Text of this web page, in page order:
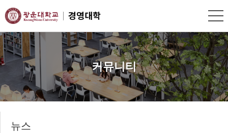
커뮤니티
뉴스